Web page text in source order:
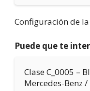
Configuración de
Puede que te
Clase C_0005 –
Mercedes-Benz